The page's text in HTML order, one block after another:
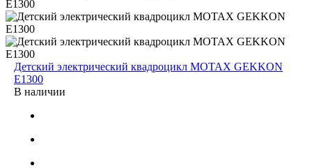
Детский электрический квадроцикл MOTAX GEKKON
E1300
В наличии